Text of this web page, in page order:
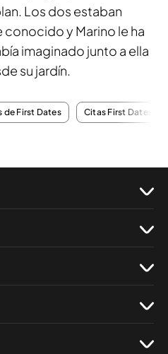
Los dos estaban
y Marino le ha
imaginado junto a ella
su jardín.
de First Dates Citas First Dates